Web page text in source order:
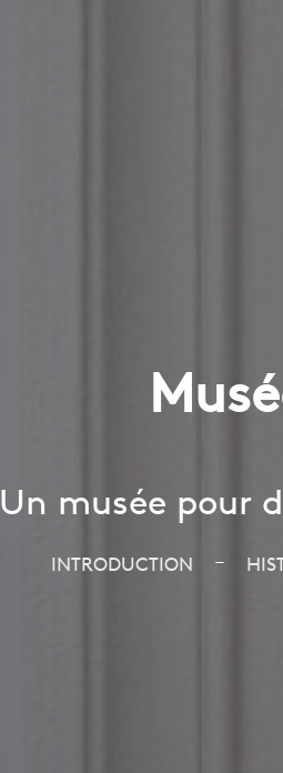
Un musée pour
INTRODUCTION –